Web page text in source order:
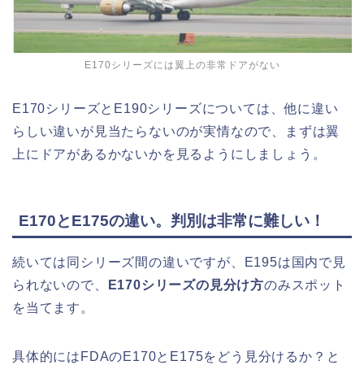
E170シリーズには翼上の非常ドアがない
E170シリーズとE190シリーズについては、他に違い
らしい違いが見当たらないのが実情なので、まずは翼
上にドアがあるかないかを見るようにしましょう。
E170とE175の違い。判別は非常に難しい！
続いては同シリーズ間の違いですが、E195は国内で見
られないので、
E170シリーズの見分け方のみスポット
を当てます。
具体的にはFDAのE170とE175をどう見分けるか？と